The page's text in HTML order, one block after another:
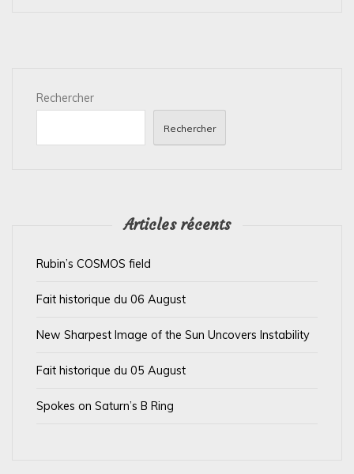
Rechercher
Rechercher
Articles récents
Rubin’s COSMOS field
Fait historique du 06 August
New Sharpest Image of the Sun Uncovers Instability
Fait historique du 05 August
Spokes on Saturn’s B Ring